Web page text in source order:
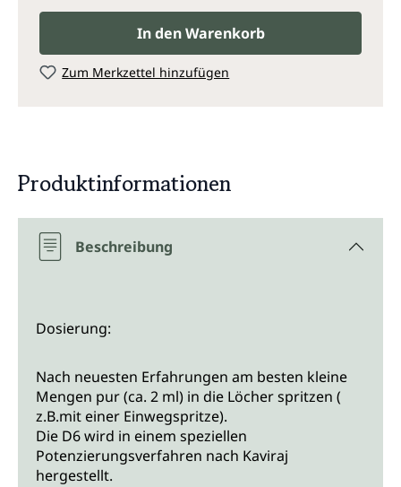
In den Warenkorb
Zum Merkzettel hinzufügen
Produktinformationen
Beschreibung
Dosierung:
Nach neuesten Erfahrungen am besten kleine
Mengen pur (ca. 2 ml) in die Löcher spritzen (
z.B.mit einer Einwegspritze).
Die D6 wird in einem speziellen
Potenzierungsverfahren nach Kaviraj
hergestellt.